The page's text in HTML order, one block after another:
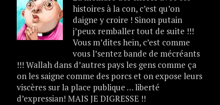
histoires à la con, c’est qu’on
daigne y croire ! Sinon putain
j’peux remballer tout de suite !!!
Vous m’dites hein, c’est comme
vous l’sentez bande de mécréants
!!! Wallah dans d’autres pays les gens comme ça
on les saigne comme des porcs et on expose leurs
viscères sur la place publique … liberté
d’expressian! MAIS JE DIGRESSE !!